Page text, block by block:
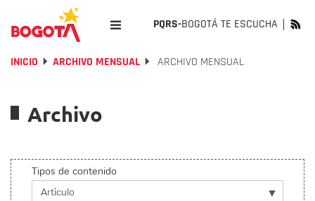
PQRS-BOGOTÁ TE ESCUCHA
INICIO ARCHIVO MENSUAL ARCHIVO MENSUAL
Archivo
Tipos de contenido